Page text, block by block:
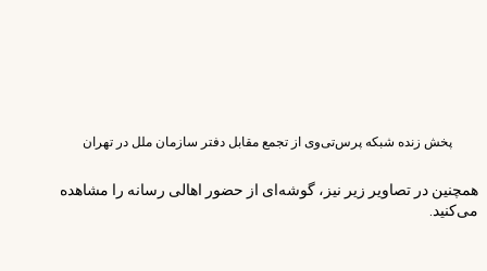
پخش زنده شبکه پرس‌تی‌وی از تجمع مقابل دفتر سازمان ملل در تهران
همچنین در تصاویر زیر نیز، گوشه‌ای از حضور اهالی رسانه را مشاهده
می‌کنید.